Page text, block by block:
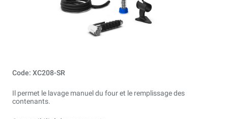
Code: XC208-SR
Il permet le lavage manuel du four et le remplissage des
contenants.